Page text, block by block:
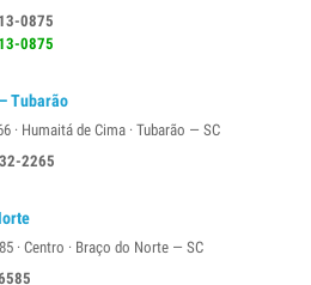
0875
0875
Tubarão
· Humaitá de Cima · Tubarão — SC
2265
· Centro · Braço do Norte — SC